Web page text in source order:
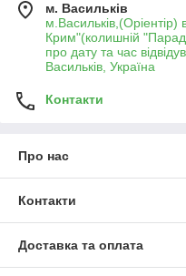
м. Васильків
Крим"(колишній
про дату та час
Васильків, Україна
Контакти
Про нас
Контакти
Доставка та оплата